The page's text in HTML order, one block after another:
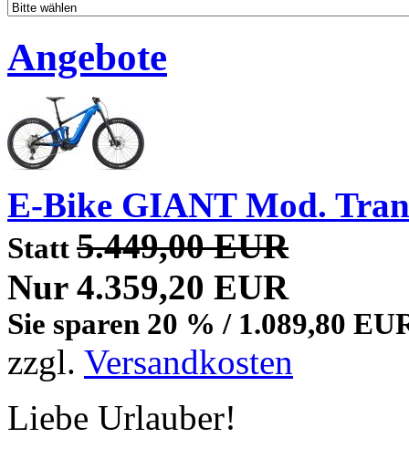
Angebote
E-Bike GIANT Mod.
Statt 5.449,00 EUR
Nur 4.359,20 EUR
Sie sparen 20 % / 1.089,80
zzgl. Versandkosten
Liebe Urlauber!